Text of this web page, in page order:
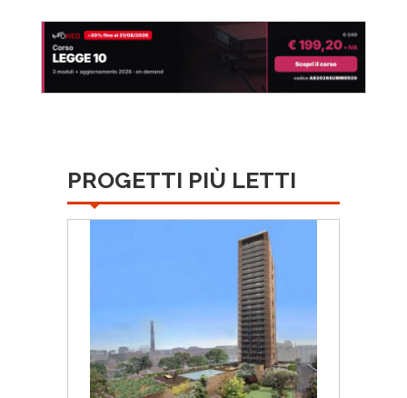
PROGETTI PIÙ LETTI